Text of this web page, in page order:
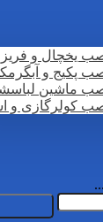
یخچال و
پکیج و
ماشین
کولرگازی و